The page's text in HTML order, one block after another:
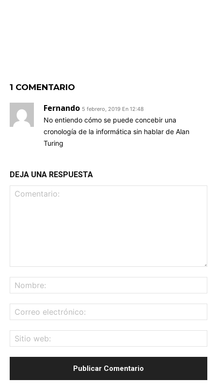
1 COMENTARIO
Fernando 5 febrero, 2019 En 12:48
No entiendo cómo se puede concebir una
cronología de la informática sin hablar de Alan
Turing
DEJA UNA RESPUESTA